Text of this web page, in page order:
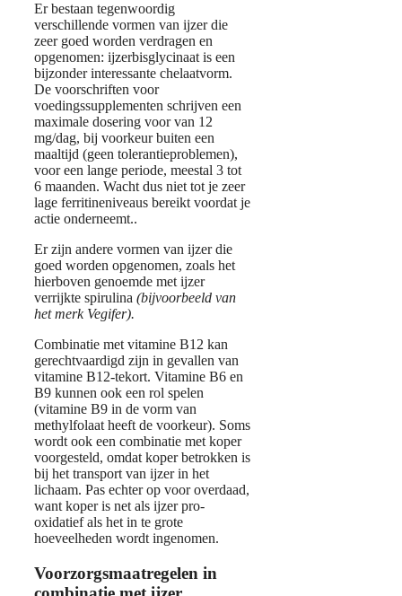
Er bestaan tegenwoordig
verschillende vormen van ijzer die
zeer goed worden verdragen en
opgenomen: ijzerbisglycinaat is een
bijzonder interessante chelaatvorm.
De voorschriften voor
voedingssupplementen schrijven een
maximale dosering voor van 12
mg/dag, bij voorkeur buiten een
maaltijd (geen tolerantieproblemen),
voor een lange periode, meestal 3 tot
6 maanden. Wacht dus niet tot je zeer
lage ferritineniveaus bereikt voordat je
actie onderneemt..
Er zijn andere vormen van ijzer die
goed worden opgenomen, zoals het
hierboven genoemde met ijzer
verrijkte spirulina (bijvoorbeeld van
het merk Vegifer).
Combinatie met vitamine B12 kan
gerechtvaardigd zijn in gevallen van
vitamine B12-tekort. Vitamine B6 en
B9 kunnen ook een rol spelen
(vitamine B9 in de vorm van
methylfolaat heeft de voorkeur). Soms
wordt ook een combinatie met koper
voorgesteld, omdat koper betrokken is
bij het transport van ijzer in het
lichaam. Pas echter op voor overdaad,
want koper is net als ijzer pro-
oxidatief als het in te grote
hoeveelheden wordt ingenomen.
Voorzorgsmaatregelen in